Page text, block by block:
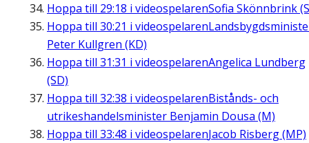
Hoppa till 29:18 i videospelarenSofia Skönnbrink
Hoppa till 30:21 i videospelaren
Peter Kullgren (KD)
Hoppa till 31:31 i videospelarenAngelica Lundberg
(SD)
Hoppa till 32:38 i videospelarenBistånds- och
utrikeshandelsminister Benjamin Dousa (M)
Hoppa till 33:48 i videospelarenJacob Risberg (MP)